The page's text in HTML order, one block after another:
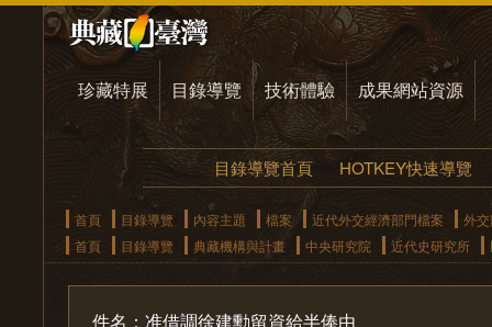
珍藏特展 目錄導覽 技術體驗 成果網站資源
目錄導覽首頁 HOTKEY快速導覽
首頁 目錄導覽 內容主題 檔案 近代外交經濟部門檔案
外
首頁
目錄導覽 典藏機構與計畫 中央研究院 近代史研究所
件名：准借調徐建勳留資給半俸由